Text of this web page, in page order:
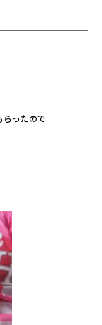
らったので